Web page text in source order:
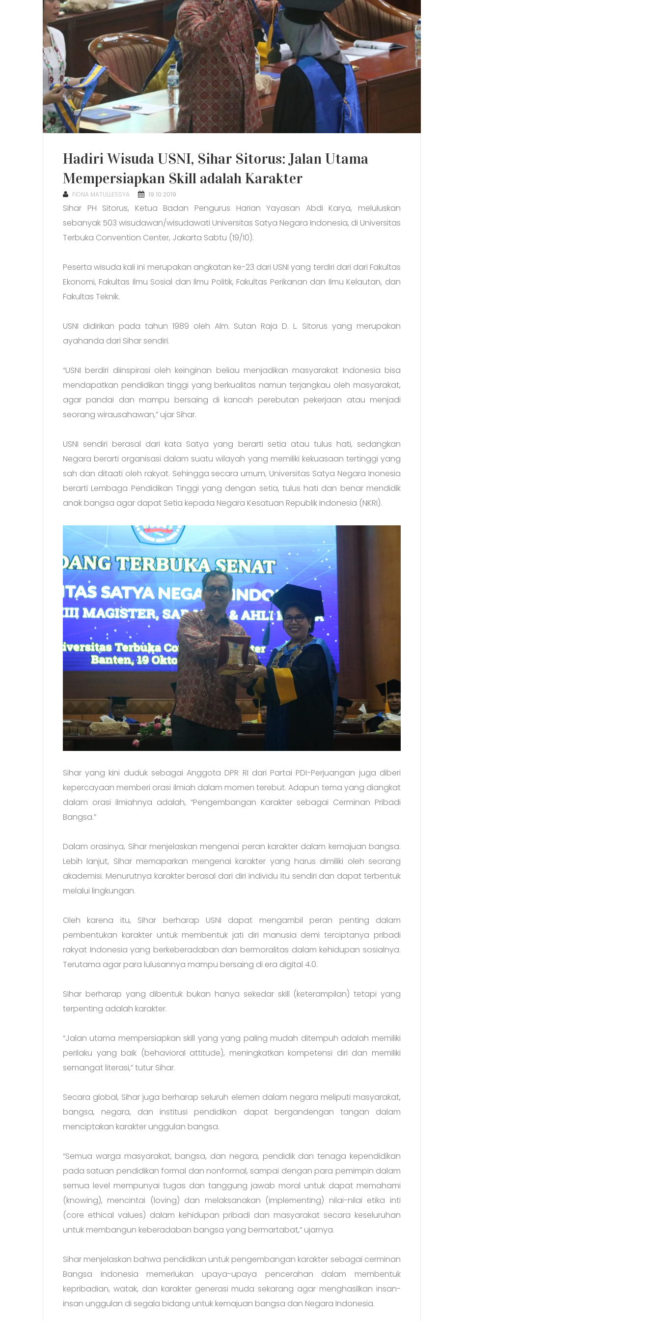
Hadiri Wisuda USNI, Sihar Sitorus: Jalan Utama
Mempersiapkan Skill adalah Karakter
FIONA MATULLESSYA
POSTED
19.10.2019
Sihar PH Sitorus, Ketua Badan Pengurus Harian Yayasan Abdi Karya, meluluskan
sebanyak 503 wisudawan/wisudawati Universitas Satya Negara Indonesia, di Universitas
Terbuka Convention Center, Jakarta Sabtu (19/10).
Peserta wisuda kali ini merupakan angkatan ke-23 dari USNI yang terdiri dari dari Fakultas
Ekonomi, Fakultas Ilmu Sosial dan Ilmu Politik, Fakultas Perikanan dan Ilmu Kelautan, dan
Fakultas Teknik.
USNI didirikan pada tahun 1989 oleh Alm. Sutan Raja D. L. Sitorus yang merupakan
ayahanda dari Sihar sendiri.
“USNI berdiri diinspirasi oleh keinginan beliau menjadikan masyarakat Indonesia bisa
mendapatkan pendidikan tinggi yang berkualitas namun terjangkau oleh masyarakat,
agar pandai dan mampu bersaing di kancah perebutan pekerjaan atau menjadi
seorang wirausahawan,” ujar Sihar.
USNI sendiri berasal dari kata Satya yang berarti setia atau tulus hati, sedangkan
Negara berarti organisasi dalam suatu wilayah yang memiliki kekuasaan tertinggi yang
sah dan ditaati oleh rakyat. Sehingga secara umum, Universitas Satya Negara Inonesia
berarti Lembaga Pendidikan Tinggi yang dengan setia, tulus hati dan benar mendidik
anak bangsa agar dapat Setia kepada Negara Kesatuan Republik Indonesia (NKRI).
Sihar yang kini duduk sebagai Anggota DPR RI dari Partai PDI-Perjuangan juga diberi
kepercayaan memberi orasi ilmiah dalam momen terebut. Adapun tema yang diangkat
dalam orasi ilmiahnya adalah, “Pengembangan Karakter sebagai Cerminan Pribadi
Bangsa.”
Dalam orasinya, Sihar menjelaskan mengenai peran karakter dalam kemajuan bangsa.
Lebih lanjut, Sihar memaparkan mengenai karakter yang harus dimiliki oleh seorang
akademisi. Menurutnya karakter berasal dari diri individu itu sendiri dan dapat terbentuk
melalui lingkungan.
Oleh karena itu, Sihar berharap USNI dapat mengambil peran penting dalam
pembentukan karakter untuk membentuk jati diri manusia demi terciptanya pribadi
rakyat Indonesia yang berkeberadaban dan bermoralitas dalam kehidupan sosialnya.
Terutama agar para lulusannya mampu bersaing di era digital 4.0.
Sihar berharap yang dibentuk bukan hanya sekedar skill (keterampilan) tetapi yang
terpenting adalah karakter.
“Jalan utama mempersiapkan skill yang yang paling mudah ditempuh adalah memiliki
perilaku yang baik (behavioral attitude), meningkatkan kompetensi diri dan memiliki
semangat literasi,” tutur Sihar.
Secara global, Sihar juga berharap seluruh elemen dalam negara meliputi masyarakat,
bangsa, negara, dan institusi pendidikan dapat bergandengan tangan dalam
menciptakan karakter unggulan bangsa.
“Semua warga masyarakat, bangsa, dan negara, pendidik dan tenaga kependidikan
pada satuan pendidikan formal dan nonformal, sampai dengan para pemimpin dalam
semua level mempunyai tugas dan tanggung jawab moral untuk dapat memahami
(knowing), mencintai (loving) dan melaksanakan (implementing) nilai-nilai etika inti
(core ethical values) dalam kehidupan pribadi dan masyarakat secara keseluruhan
untuk membangun keberadaban bangsa yang bermartabat,” ujarnya.
Sihar menjelaskan bahwa pendidikan untuk pengembangan karakter sebagai cerminan
Bangsa Indonesia memerlukan upaya-upaya pencerahan dalam membentuk
kepribadian, watak, dan karakter generasi muda sekarang agar menghasilkan insan-
insan unggulan di segala bidang untuk kemajuan bangsa dan Negara Indonesia.